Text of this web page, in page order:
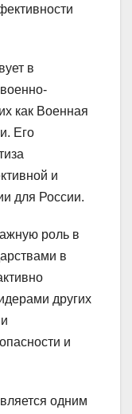
в
как Военная
Его
и
для России.
роль в
в
других
и
одним